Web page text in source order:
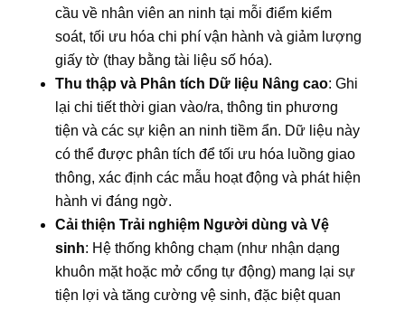
cầu về nhân viên an ninh tại mỗi điểm kiểm
soát, tối ưu hóa chi phí vận hành và giảm lượng
giấy tờ (thay bằng tài liệu số hóa).
Thu thập và Phân tích Dữ liệu Nâng cao: Ghi
lại chi tiết thời gian vào/ra, thông tin phương
tiện và các sự kiện an ninh tiềm ẩn. Dữ liệu này
có thể được phân tích để tối ưu hóa luồng giao
thông, xác định các mẫu hoạt động và phát hiện
hành vi đáng ngờ.
Cải thiện Trải nghiệm Người dùng và Vệ
sinh: Hệ thống không chạm (như nhận dạng
khuôn mặt hoặc mở cổng tự động) mang lại sự
tiện lợi và tăng cường vệ sinh, đặc biệt quan